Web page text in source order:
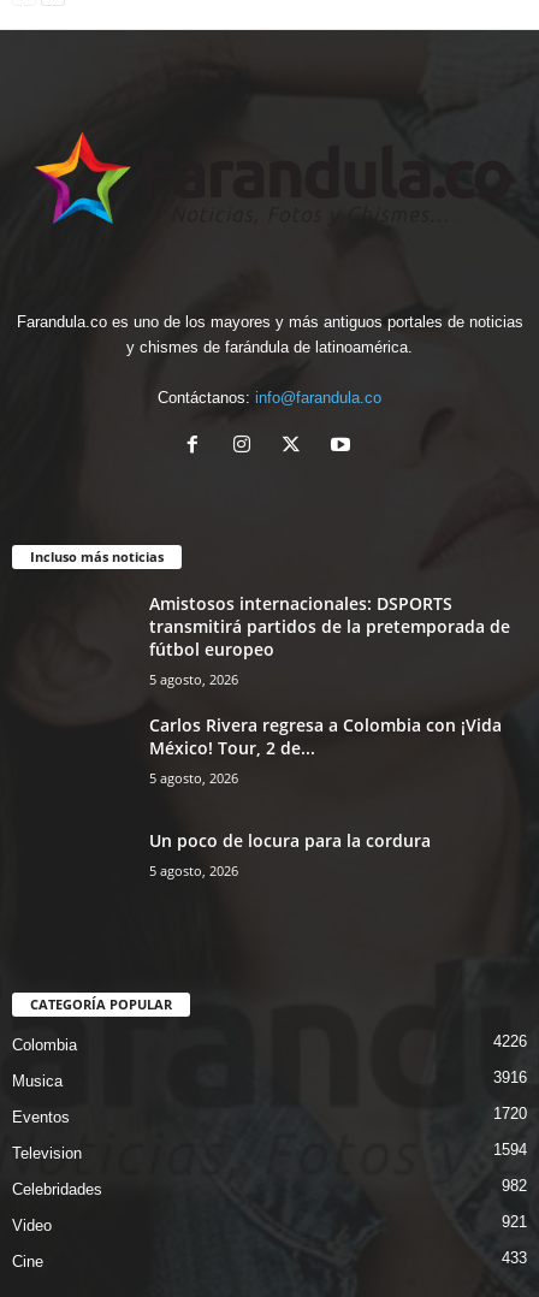
Farandula.co es uno de los mayores y más antiguos portales de noticias
y chismes de farándula de latinoamérica.
Contáctanos: info@farandula.co
Incluso más noticias
Amistosos internacionales: DSPORTS
transmitirá partidos de la pretemporada de
fútbol europeo
5 agosto, 2026
Carlos Rivera regresa a Colombia con ¡Vida
México! Tour, 2 de...
5 agosto, 2026
Un poco de locura para la cordura
5 agosto, 2026
CATEGORÍA POPULAR
Colombia 4226
Musica 3916
Eventos 1720
Television 1594
Celebridades 982
Video 921
Cine 433